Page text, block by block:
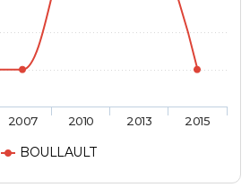
BOULLAULT
2007 2010 2013 2015